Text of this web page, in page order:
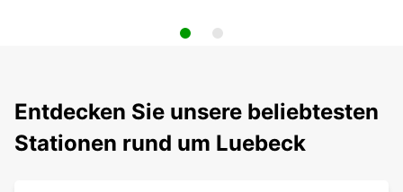
Entdecken Sie unsere beliebtesten
Stationen rund um Luebeck